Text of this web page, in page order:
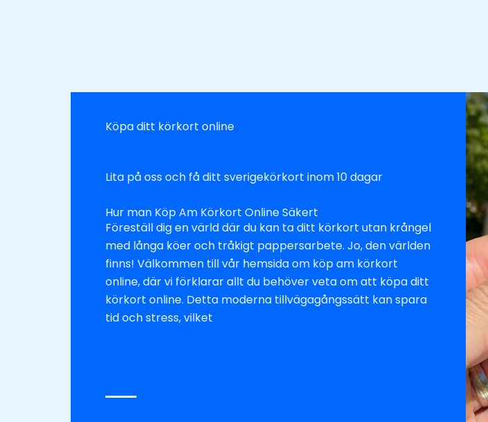
Köpa ditt körkort online
Lita på oss och få ditt sverigekörkort inom 10 dagar
Hur man Köp Am Körkort Online Säkert
Föreställ dig en värld där du kan ta ditt körkort utan krångel
med långa köer och tråkigt pappersarbete. Jo, den världen
finns! Välkommen till vår hemsida om köp am körkort
online, där vi förklarar allt du behöver veta om att köpa ditt
körkort online. Detta moderna tillvägagångssätt kan spara
tid och stress, vilket